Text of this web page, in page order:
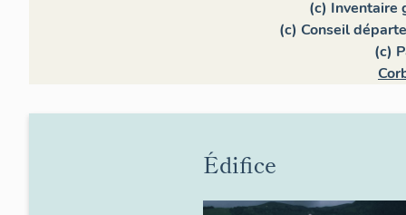
(c) Inventaire
(c) Conseil
(c)
Édifice